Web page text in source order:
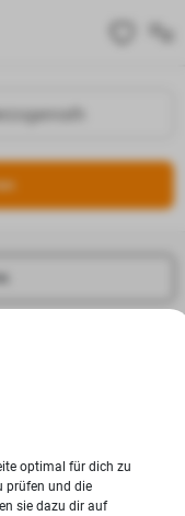
leider keine
optimal für dich zu
prüfen und die
sie dazu dir auf